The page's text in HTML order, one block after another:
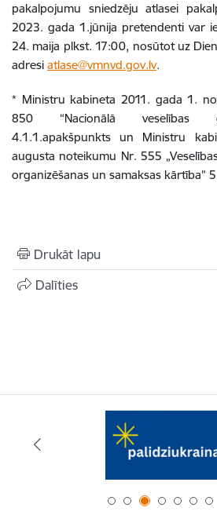
pakalpojumu sniedzēju atlasei
2023. gada 1.jūnija pretendenti var
24. maija plkst. 17:00, nosūtot uz
adresi atlase@vmnvd.gov.lv.
* Ministru kabineta 2011. gada 1.
850 “Nacionālā veselības
4.1.1.apakšpunkts un Ministru
augusta noteikumu Nr. 555
organizēšanas un samaksas kārtība”
Drukāt lapu
Dalīties